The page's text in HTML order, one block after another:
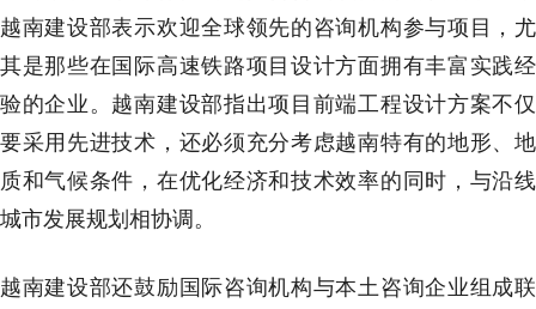
越南建设部表示欢迎全球领先的咨询机构参与项目，尤
其是那些在国际高速铁路项目设计方面拥有丰富实践经
验的企业。越南建设部指出项目前端工程设计方案不仅
要采用先进技术，还必须充分考虑越南特有的地形、地
质和气候条件，在优化经济和技术效率的同时，与沿线
城市发展规划相协调。
越南建设部还鼓励国际咨询机构与本土咨询企业组成联